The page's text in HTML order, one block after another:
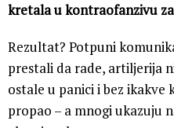
kretala u kontraofanzivu za
Rezultat? Potpuni
prestali da rade, artiljerija
ostale u panici i bez ikakve
propao – a mnogi ukazuju